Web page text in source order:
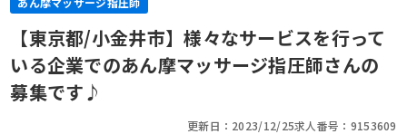
【東京都/小金井市】様々なサービスを行って
いる企業でのあん摩マッサージ指圧師さんの
募集です♪
更新日：2023/12/25求人番号：9153609